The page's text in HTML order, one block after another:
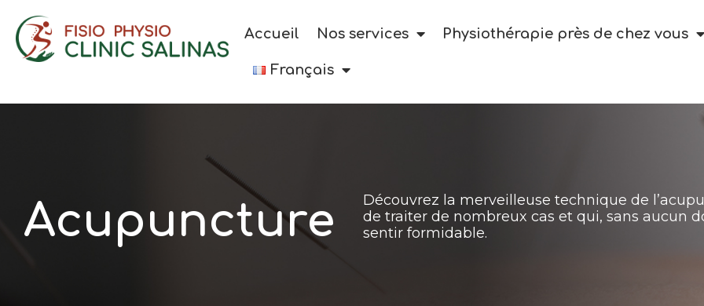
Accueil Nos services Physiothérapie près de chez vous
Français
Acupuncture
Découvrez la merveilleuse technique de
de traiter de nombreux cas et qui, sans aucun
sentir formidable.